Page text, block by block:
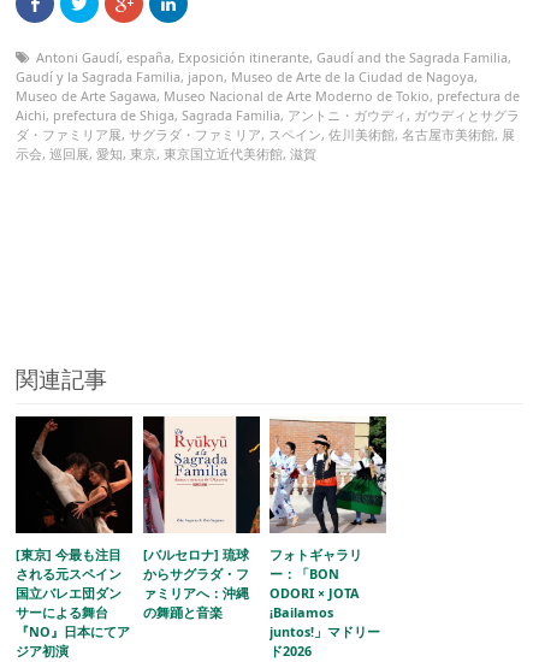
Antoni Gaudí,españa, Exposición itinerante,Gaudí and the Sagrada Familia,
Gaudí y la Sagrada Familia, japon, Museo de Arte de la Ciudad de Nagoya,
Museo de Arte Sagawa, Museo Nacional de Arte Moderno de Tokio, prefectura de
Aichi, prefectura de Shiga,Sagrada Familia, アントニ・ガウディ, ガウディとサグラ
ダ・ファミリア展, サグラダ・ファミリア, スペイン,佐川美術館,名古屋市美術館, 展
示会,巡回展,愛知,東京,東京国立近代美術館,滋賀
関連記事
[東京] 今最も注目
される元スペイン
国立バレエ団ダン
サーによる舞台
『NO』日本にてア
ジア初演
[バルセロナ] 琉球
からサグラダ・フ
ァミリアへ：沖縄
の舞踊と音楽
フォトギャラリ
ー：「BON
ODORI × JOTA
¡Bailamos
juntos!」マドリー
ド2026